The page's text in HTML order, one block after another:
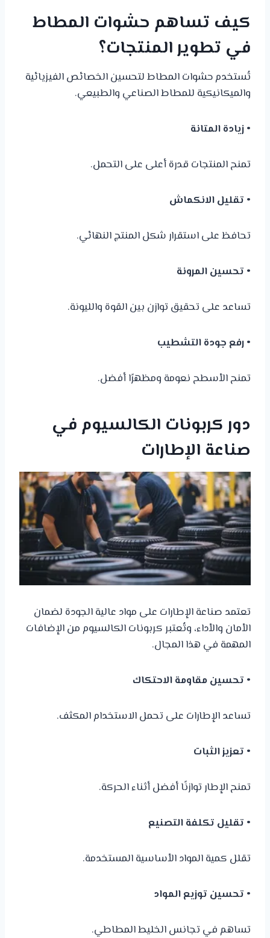
كيف تساهم حشوات المطاط
في تطوير المنتجات؟
تُستخدم حشوات المطاط لتحسين الخصائص الفيزيائية
والميكانيكية للمطاط الصناعي والطبيعي.
• زيادة المتانة
تمنح المنتجات قدرة أعلى على التحمل.
• تقليل الانكماش
تحافظ على استقرار شكل المنتج النهائي.
• تحسين المرونة
تساعد على تحقيق توازن بين القوة والليونة.
• رفع جودة التشطيب
تمنح الأسطح نعومة ومظهرًا أفضل.
دور كربونات الكالسيوم في
صناعة الإطارات
تعتمد صناعة الإطارات على مواد عالية الجودة لضمان
الأمان والأداء، وتُعتبر كربونات الكالسيوم من الإضافات
المهمة في هذا المجال.
• تحسين مقاومة الاحتكاك
تساعد الإطارات على تحمل الاستخدام المكثف.
• تعزيز الثبات
تمنح الإطار توازنًا أفضل أثناء الحركة.
• تقليل تكلفة التصنيع
تقلل كمية المواد الأساسية المستخدمة.
• تحسين توزيع المواد
تساهم في تجانس الخليط المطاطي.